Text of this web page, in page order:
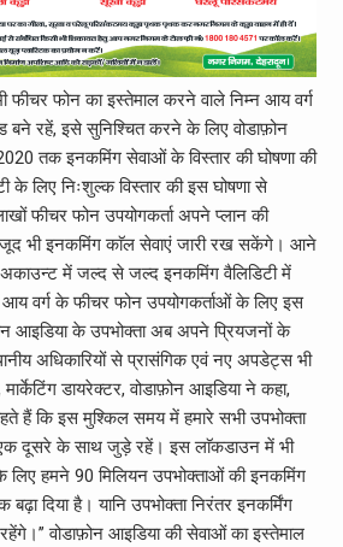
फोन का इस्तेमाल करने वाले निम्न आय वर्ग
बने रहें, इसे सुनिश्चित करने के लिए वोडाफ़ोन
तक इनकमिंग सेवाओं के विस्तार की घोषणा की
के लिए निःशुल्क विस्तार की इस घोषणा से
फीचर फोन उपयोगकर्ता अपने प्लान की
भी इनकमिंग काॅल सेवाएं जारी रख सकेंगे। आने
में जल्द से जल्द इनकमिंग वैलिडिटी में
आय वर्ग के फीचर फोन उपयोगकर्ताओं के लिए इस
आइडिया के उपभोक्ता अब अपने प्रियजनों के
अधिकारियों से प्रासंगिक एवं नए अपडेट्स भी
डायरेक्टर, वोडाफ़ोन आइडिया ने कहा,
हैं कि इस मुश्किल समय में हमारे सभी उपभोक्ता
एक दूसरे के साथ जुड़े रहें। इस लाॅकडाउन में भी
हमने 90 मिलियन उपभोक्ताओं की इनकमिंग
बढ़ा दिया है। यानि उपभोक्ता निरंतर इनकर्मिंग
वोडाफ़ोन आइडिया की सेवाओं का इस्तेमाल